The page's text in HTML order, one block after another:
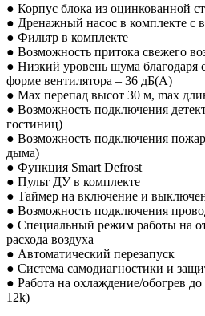
● Корпус блока из оцинкованной
● Дренажный насос в комплекте с
● Фильтр в комплекте
● Возможность притока свежего
● Низкий уровень шума благодаря
форме вентилятора – 36 дБ(А)
● Max перепад высот 30 м, max
● Возможность подключения
гостиниц)
● Возможность подключения
дыма)
● Функция Smart Defrost
● Пульт ДУ в комплекте
● Таймер на включение и
● Возможность подключения
● Специальный режим работы на
расхода воздуха
● Автоматический перезапуск
● Система самодиагностики и
● Работа на охлаждение/обогрев
12k)